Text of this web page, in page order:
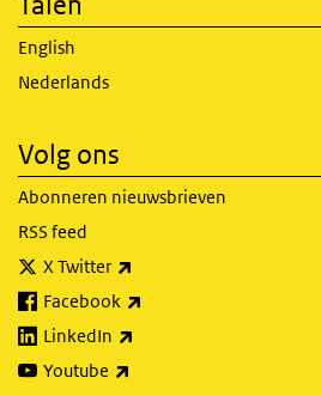
English
Nederlands
Volg ons
Abonneren nieuwsbrieven
RSS feed
X Twitter
Facebook
LinkedIn
Youtube